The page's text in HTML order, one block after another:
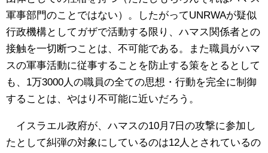
軍事部門のことではない）。したがってUNRWAが疑似
行政機構としてガザで活動する限り、ハマス関係者との
接触を一切断つことは、不可能である。また職員がハマ
スの軍事活動に従事することを防止する策をとるとして
も、1万3000人の職員の全ての思想・行動を完全に制御
することは、やはり不可能に近いだろう。
イスラエル政府が、ハマスの10月7日の攻撃に参加し
たとして糾弾の対象にしているのは12人とされているの